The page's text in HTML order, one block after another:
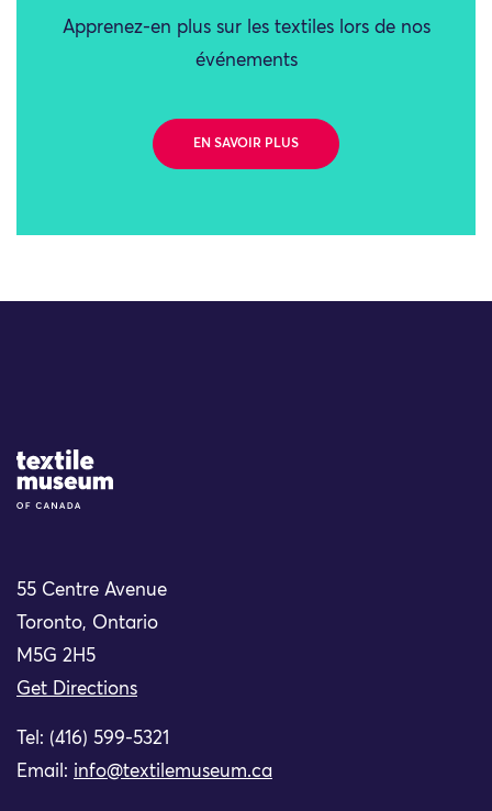
Apprenez-en plus sur les textiles lors de nos
événements
EN SAVOIR PLUS
Site Logo
55 Centre Avenue
Toronto, Ontario
M5G 2H5
Get Directions
Tel: (416) 599-5321
Email: info@textilemuseum.ca